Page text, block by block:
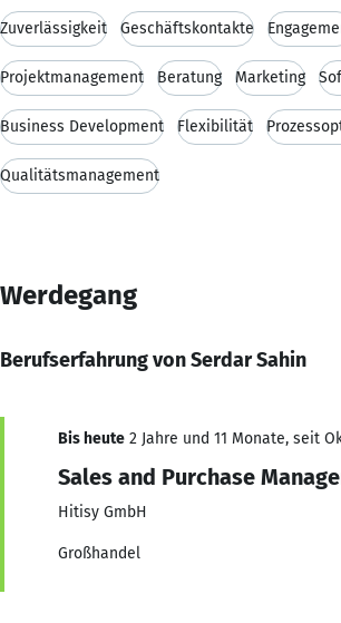
Zuverlässigkeit Geschäftskontakte
Projektmanagement Beratung Marketing
Business Development Flexibilität
Qualitätsmanagement
Werdegang
Berufserfahrung von Serdar Sahin
Bis heute 2 Jahre und 11 Monate, seit
Sales and Purchase
Hitisy GmbH
Großhandel